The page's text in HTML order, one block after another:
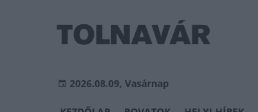
2026.08.09, Vasárnap